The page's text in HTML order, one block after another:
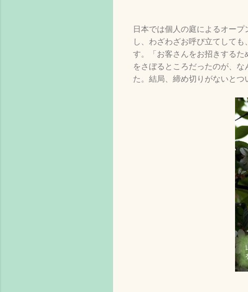
日本では個人の庭によるオー
し、わざわざお呼び立てして
す。「お客さんをお招きする
をさぼるところだったのが、
た。結局、締め切りがないとつ